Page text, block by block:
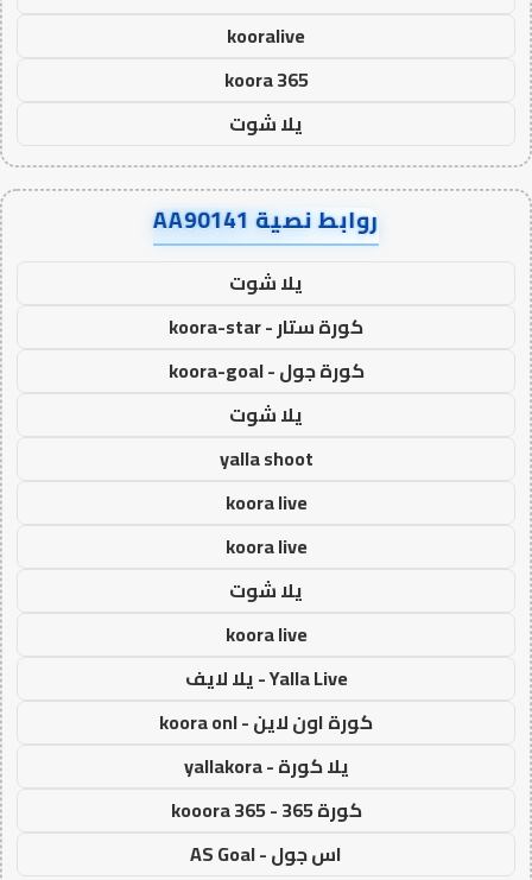
kooralive
koora 365
يلا شوت
روابط نصية AA90141
يلا شوت
كورة ستار - koora-star
كورة جول - koora-goal
يلا شوت
yalla shoot
koora live
koora live
يلا شوت
koora live
Yalla Live - يلا لايف
كورة اون لاين - koora onl
يلا كورة - yallakora
كورة 365 - kooora 365
اس جول - AS Goal